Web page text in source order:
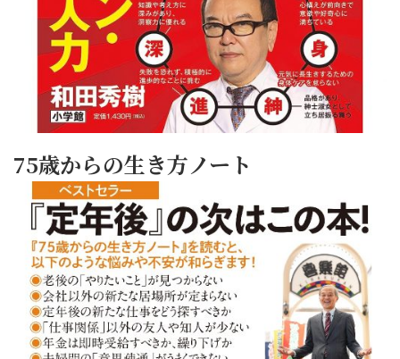
75歳からの生き方ノート